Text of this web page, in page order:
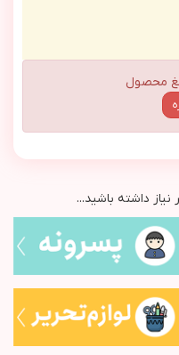
محصول
داشته باشید...